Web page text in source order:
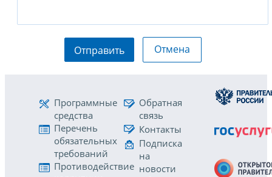
Отправить Отмена
Программные
средства
Перечень
обязательных
требований
Противодействие
Обратная
связь
Контакты
Подписка
на
новости